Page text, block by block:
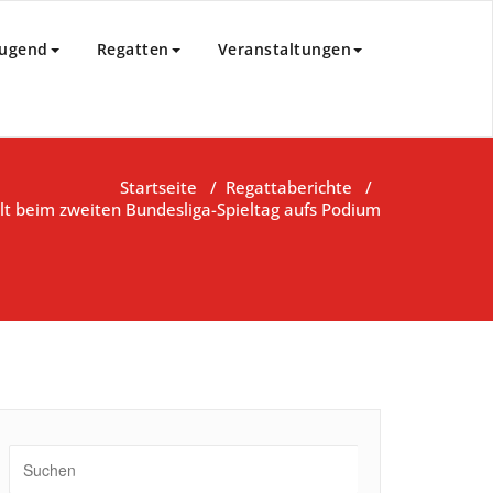
e.V.Regatten Veranstaltungen
Startseite / Regattaberichte /
beim zweiten Bundesliga-Spieltag aufs Podium